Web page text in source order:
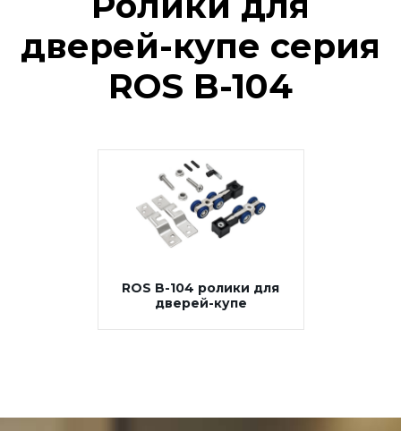
дверей-купе серия
ROS B-104
ROS B-104 ролики для
дверей-купе